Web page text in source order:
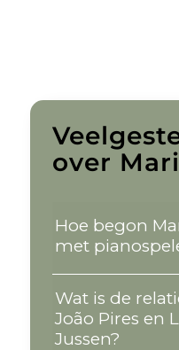
over
Hoe begon
met
Wat is de
João Pires en
Jussen?